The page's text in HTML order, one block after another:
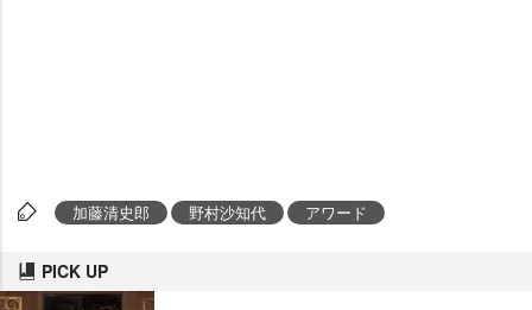
加藤清史郎 野村沙知代 アワード
PICK UP